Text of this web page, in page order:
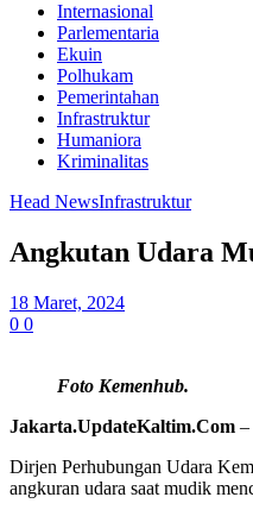
Internasional
Parlementaria
Ekuin
Polhukam
Pemerintahan
Infrastruktur
Humaniora
Kriminalitas
Head NewsInfrastruktur
Angkutan Udara
18 Maret, 2024
0 0
Foto Kemenhub.
Jakarta.UpdateKaltim.Com –
Dirjen Perhubungan Udara
angkuran udara saat mudik